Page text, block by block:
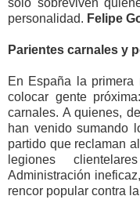
sólo sobreviven
personalidad. Felipe
Parientes carnales y
En España la primera
colocar gente
carnales. A quienes,
han venido sumando
partido que reclaman
legiones
Administración
rencor popular contra